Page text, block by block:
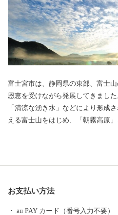
富士宮市は、静岡県の東部、富士
恩恵を受けながら発展してきました。 「富士山本宮浅間大社
「清涼な湧き水」などにより形成
える富士山をはじめ、「朝霧高原
て生産された農産物、ニジマス、
育まれた歴史文化を体感できます。 市の北部にある朝霧高原で
お支払い方法
au PAY カード（番号入力不要）